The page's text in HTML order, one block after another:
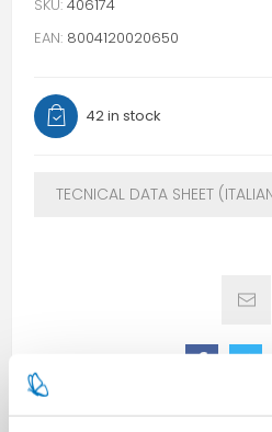
SKU: 406174
EAN: 8004120020650
42 in stock
TECNICAL DATA SHEET